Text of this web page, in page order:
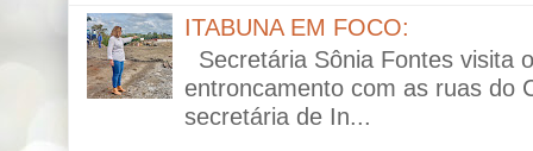
ITABUNA EM FOCO:
Secretária Sônia Fontes visita
entroncamento com as ruas do
secretária de In...